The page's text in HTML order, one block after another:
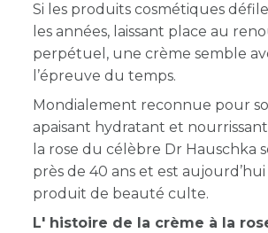
Si les produits cosmétiques
les années, laissant place au
perpétuel, une crème semble
l’épreuve du temps.
Mondialement reconnue pour
apaisant hydratant et
la rose du célèbre Dr Hauschka
près de 40 ans et est
produit de beauté culte.
L' histoire de la crème à la